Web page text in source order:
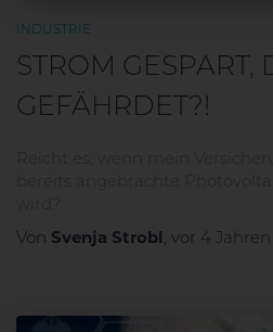
INDUSTRIE
STROM GESPART,
GEFÄHRDET?!
Von Svenja Strobl , vor 4 Jahren